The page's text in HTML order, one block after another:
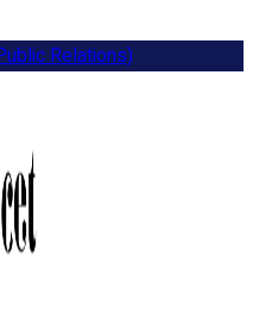
Relations)